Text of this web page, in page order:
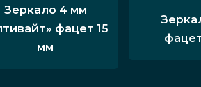
Зеркало 4 мм
фацет 15
мм